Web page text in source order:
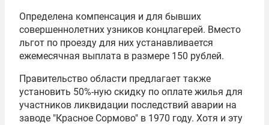
Определена компенсация и для бывших
совершеннолетних узников концлагерей. Вместо
льгот по проезду для них устанавливается
ежемесячная выплата в размере 150 рублей.
Правительство области предлагает также
установить 50%-ную скидку по оплате жилья для
участников ликвидации последствий аварии на
заводе "Красное Сормово" в 1970 году. Хотя и эту